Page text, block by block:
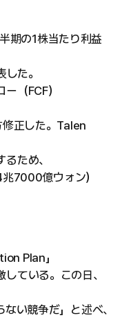
期の1株当たり利益
た。
（FCF）
正した。Talen
ため、
7000億ウォン）
Plan」
ている。この日、
い競争だ」と述べ、